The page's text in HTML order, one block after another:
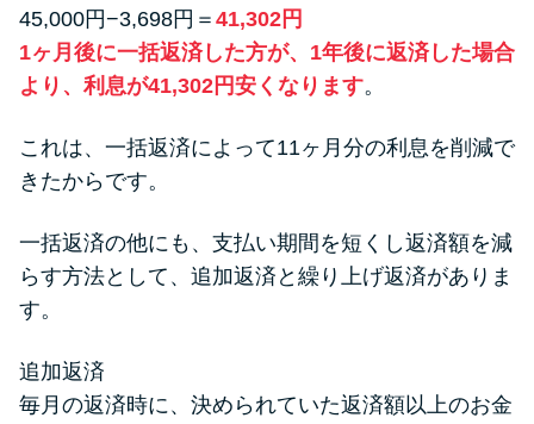
45,000円−3,698円＝ 41,302円
1ヶ月後に一括返済した方が、1年後に返済した場合
より、利息が41,302円安くなります。
これは、一括返済によって11ヶ月分の利息を削減で
きたからです。
一括返済の他にも、支払い期間を短くし返済額を減
らす方法として、追加返済と繰り上げ返済がありま
す。
追加返済
毎月の返済時に、決められていた返済額以上のお金